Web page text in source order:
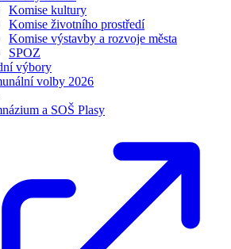
Komise kultury
Komise životního prostředí
Komise výstavby a rozvoje města
SPOZ
výbory
volby 2026
a SOŠ Plasy